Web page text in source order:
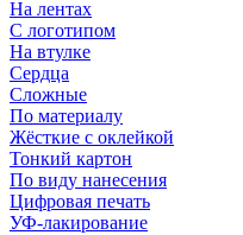
На лентах
С логотипом
На втулке
Сердца
Сложные
По материалу
Жёсткие с оклейкой
Тонкий картон
По виду нанесения
Цифровая печать
УФ-лакирование